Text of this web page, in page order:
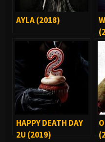
AYLA (2018)
HAPPY DEATH DAY
2U (2019)